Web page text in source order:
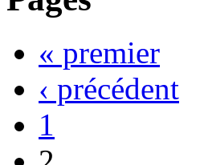
« premier
‹ précédent
1